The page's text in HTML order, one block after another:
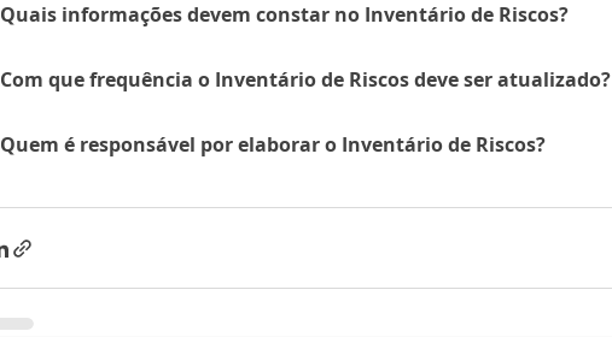
Quais informações devem constar no Inventário de Riscos?
Com que frequência o Inventário de Riscos deve ser atualizado?
Quem é responsável por elaborar o Inventário de Riscos?